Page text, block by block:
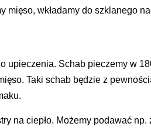
mięso, wkładamy do szklanego
upieczenia. Schab pieczemy w
Taki schab będzie z
na ciepło. Możemy podawać